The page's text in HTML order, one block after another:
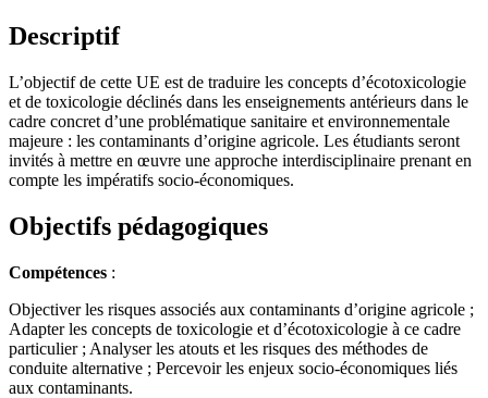
Descriptif
L’objectif de cette UE est de traduire les concepts d’écotoxicologie
et de toxicologie déclinés dans les enseignements antérieurs dans le
cadre concret d’une problématique sanitaire et environnementale
majeure : les contaminants d’origine agricole. Les étudiants seront
invités à mettre en œuvre une approche interdisciplinaire prenant en
compte les impératifs socio-économiques.
Objectifs pédagogiques
Compétences :
Objectiver les risques associés aux contaminants d’origine agricole ;
Adapter les concepts de toxicologie et d’écotoxicologie à ce cadre
particulier ; Analyser les atouts et les risques des méthodes de
conduite alternative ; Percevoir les enjeux socio-économiques liés
aux contaminants.